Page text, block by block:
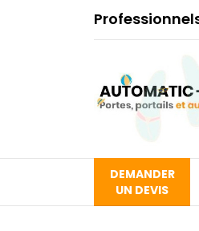
DEMANDER
UN DEVIS